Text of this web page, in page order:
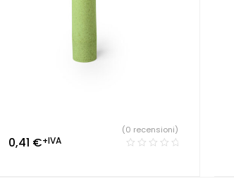
0,41 €+IVA
(0 recensioni)